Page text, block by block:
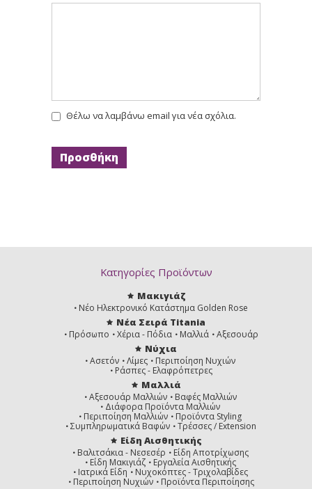
Θέλω να λαμβάνω email για νέα σχόλια.
Κατηγορίες Προϊόντων
Μακιγιάζ
Νέο Ηλεκτρονικό Κατάστημα Golden Rose
Νέα Σειρά Titania
Πρόσωπο Χέρια - Πόδια Μαλλιά Αξεσουάρ
Νύχια
Ασετόν Λίμες
Περιποίηση Νυχιών
Ράσπες - Ελαφρόπετρες
Μαλλιά
Αξεσουάρ Μαλλιών
Βαφές Μαλλιών
Διάφορα Προϊόντα Μαλλιών
Περιποίηση Μαλλιών
Προϊόντα Styling
Συμπληρωματικά Βαφών
Τρέσσες / Extension
Είδη Αισθητικής
Βαλιτσάκια - Νεσεσέρ
Είδη Αποτρίχωσης
Είδη Μακιγιάζ
Εργαλεία Αισθητικής
Ιατρικά Είδη
Νυχοκόπτες - Τριχολαβίδες
Περιποίηση Νυχιών
Προϊόντα Περιποίησης